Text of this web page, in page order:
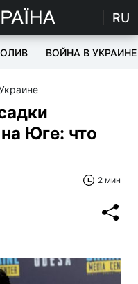
RU
ВОЙНА В УКРАИНЕ
Юге: что
2 мин